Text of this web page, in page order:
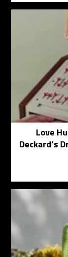
Love
Deckard’s